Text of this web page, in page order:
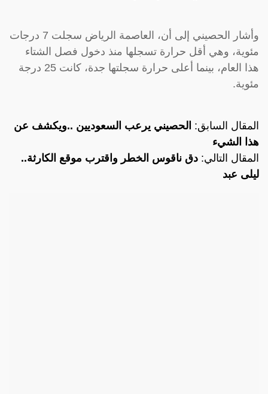
وأشار الحصيني إلى أن، العاصمة الرياض سجلت 7 درجات
مئوية، وهي أقل حرارة تسجلها منذ دخول فصل الشتاء
هذا العام، بينما أعلى حرارة سجلتها جدة، كانت 25 درجة
مئوية.
المقال السابق: الحصيني يرعب السعوديين ..ويكشف عن
هذا الشيء
المقال التالي: دق ناقوس الخطر واقترب موقع الكارثة..
ليلى عبد